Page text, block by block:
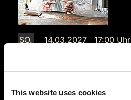
This website uses cookies
SO.
14.03.2027 17:00 Uhr
Hotel am Schlosspark Gotha
99867 Gotha